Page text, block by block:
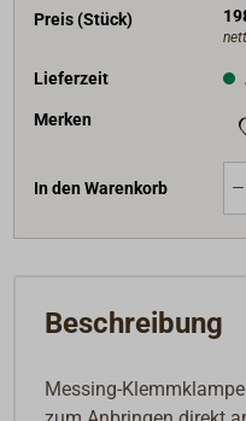
Preis (Stück)
Lieferzeit
Merken
In den Warenkorb
Beschreibung
Messing-